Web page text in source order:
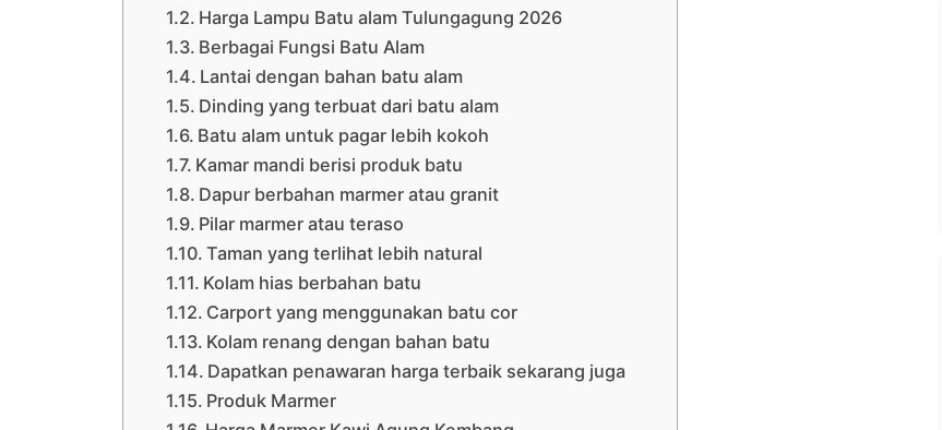
Harga Lampu Batu alam Tulungagung 2026
Berbagai Fungsi Batu Alam
Lantai dengan bahan batu alam
Dinding yang terbuat dari batu alam
Batu alam untuk pagar lebih kokoh
Kamar mandi berisi produk batu
Dapur berbahan marmer atau granit
Pilar marmer atau teraso
Taman yang terlihat lebih natural
Kolam hias berbahan batu
Carport yang menggunakan batu cor
Kolam renang dengan bahan batu
Dapatkan penawaran harga terbaik sekarang juga
Produk Marmer